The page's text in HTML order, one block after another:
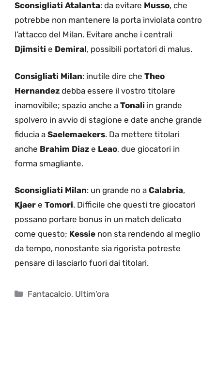
Sconsigliati Atalanta: da evitare Musso, che
potrebbe non mantenere la porta inviolata contro
l’attacco del Milan. Evitare anche i centrali
Djimsiti e Demiral, possibili portatori di malus.
Consigliati Milan: inutile dire che Theo
Hernandez debba essere il vostro titolare
inamovibile; spazio anche a Tonali in grande
spolvero in avvio di stagione e date anche grande
fiducia a Saelemaekers. Da mettere titolari
anche Brahim Diaz e Leao, due giocatori in
forma smagliante.
Sconsigliati Milan: un grande no a Calabria,
Kjaer e Tomori. Difficile che questi tre giocatori
possano portare bonus in un match delicato
come questo; Kessie non sta rendendo al meglio
da tempo, nonostante sia rigorista potreste
pensare di lasciarlo fuori dai titolari.
Categorie
Fantacalcio, Ultim'ora